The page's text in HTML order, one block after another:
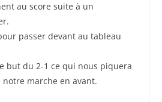
au score suite à un
passer devant au tableau
but du 2-1 ce qui nous piquera
marche en avant.